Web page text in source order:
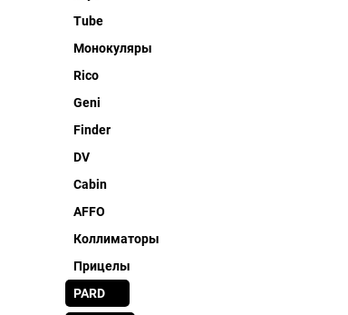
Tube
Монокуляры
Rico
Geni
Finder
DV
Cabin
AFFO
Коллиматоры
Прицелы
PARD